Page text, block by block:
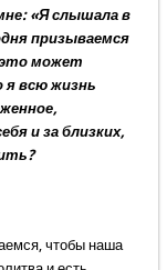
«Я слышала в
призываемся
это может
я всю жизнь
и за близких,
чтобы наша